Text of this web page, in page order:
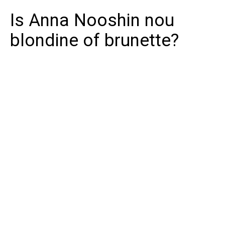
Is Anna Nooshin nou
blondine of brunette?